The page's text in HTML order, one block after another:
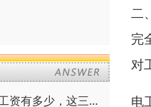
电工最吃香的三个证书，电工工资有多少，这三个证书让你月薪多少
二
完
对
电